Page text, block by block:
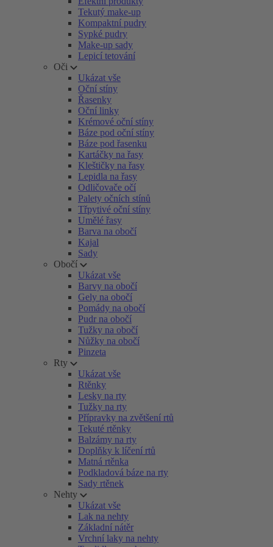
Tekutý make-up
Kompaktní pudry
Sypké pudry
Make-up sady
Lepicí tetování
Oči
Ukázat vše
Oční stíny
Řasenky
Oční linky
Krémové oční stíny
Báze pod oční stíny
Báze pod řasenku
Kartáčky na řasy
Kleštičky na řasy
Lepidla na řasy
Odličovače očí
Palety očních stínů
Třpytivé oční stíny
Umělé řasy
Barva na obočí
Kajal
Sady
Obočí
Ukázat vše
Barvy na obočí
Gely na obočí
Pomády na obočí
Pudr na obočí
Tužky na obočí
Nůžky na obočí
Pinzeta
Rty
Ukázat vše
Rtěnky
Lesky na rty
Tužky na rty
Přípravky na zvětšení rtů
Tekuté rtěnky
Balzámy na rty
Doplňky k líčení rtů
Matná rtěnka
Podkladová báze na rty
Sady rtěnek
Nehty
Ukázat vše
Lak na nehty
Základní nátěr
Vrchní laky na nehty